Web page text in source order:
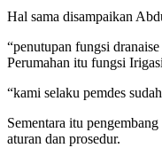
Hal sama disampaikan
“penutupan fungsi
Perumahan itu fungsi
“kami selaku pemdes
Sementara itu
aturan dan prosedur.